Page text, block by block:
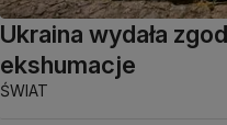
Ukraina wydała
ekshumacje
ŚWIAT